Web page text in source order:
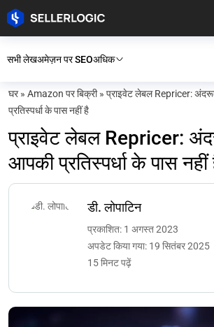
सभी लेखअमेज़न पर SEOअधिक
घर» Amazon पर बिक्री» प्राइवेट लेबल Repricer:
प्रतिस्पर्धा के पास नहीं है
प्राइवेट लेबल Repricer:
आपकी प्रतिस्पर्धा के पास नहीं
डी. लोपाटिन
प्रकाशित: 1 अगस्त 2023
अपडेट किया गया: 19 सितंबर 2025
15 मिनट पढ़ें